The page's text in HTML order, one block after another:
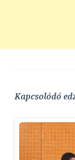
Kapcsolódó